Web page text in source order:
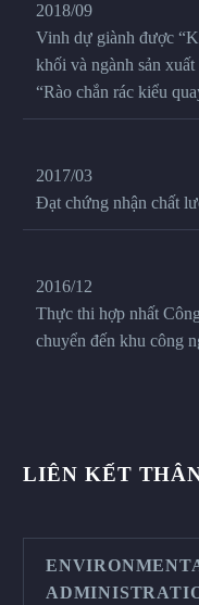
2018/09
Vinh dự giành được
khối và ngành sản
“Rào chắn rác kiểu
2017/03
Đạt chứng nhận chất
2016/12
Thực thi hợp nhất
chuyển đến khu công
LIÊN KẾT